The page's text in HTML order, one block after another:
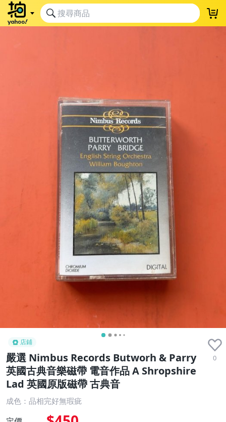
店鋪
嚴選 Nimbus Records Butworh & Parry
英國古典音樂磁帶 電音作品 A Shropshire
Lad 英國原版磁帶 古典音
0
成色：品相完好無瑕疵